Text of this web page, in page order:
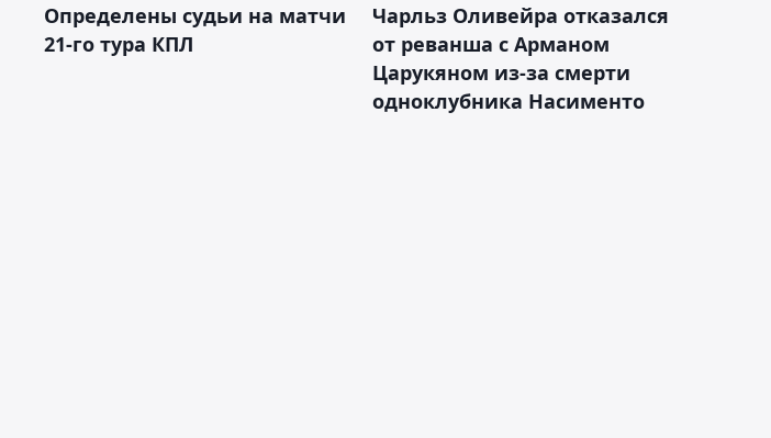
Определены судьи на матчи
21-го тура КПЛ
Чарльз Оливейра отказался
от реванша с Арманом
Царукяном из-за смерти
одноклубника Насименто